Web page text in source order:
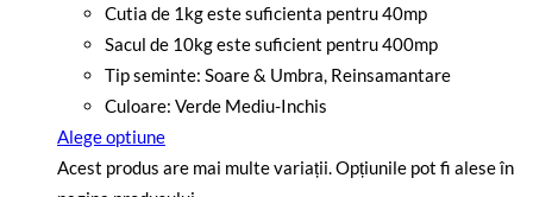
Cutia de 1kg este suficienta pentru 40mp
Sacul de 10kg este suficient pentru 400mp
Tip seminte: Soare & Umbra, Reinsamantare
Culoare: Verde Mediu-Inchis
Alege optiune
Acest produs are mai multe variații. Opțiunile pot fi alese în